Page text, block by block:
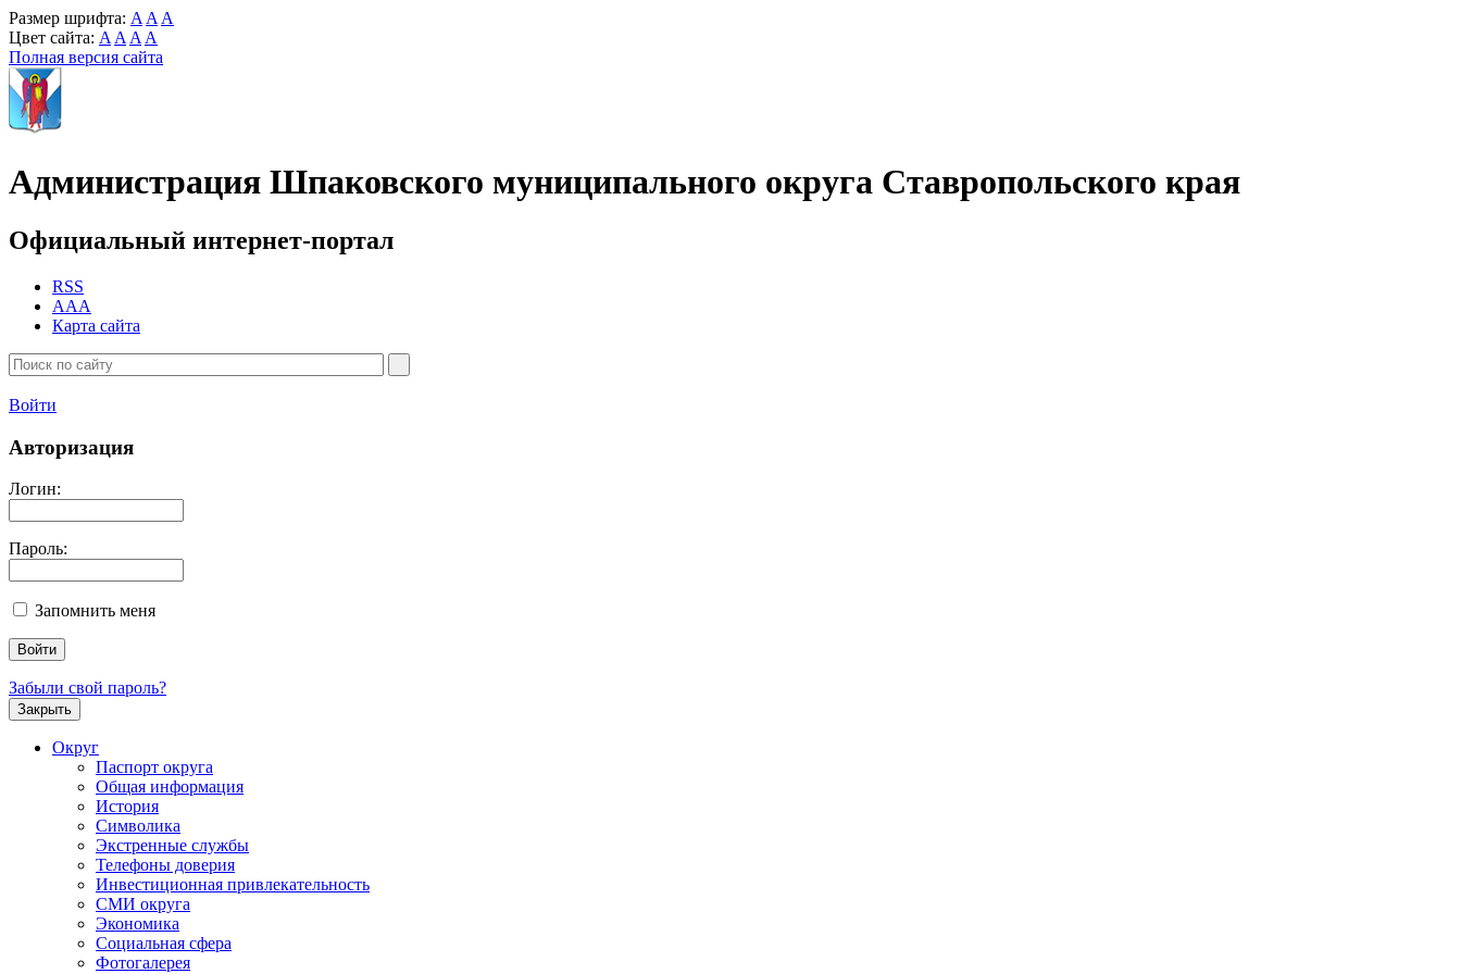
Размер шрифта: A A A
Цвет сайта: A A A A
Полная версия сайта
Администрация Шпаковского муниципального округа Ставропольского края
Официальный интернет-портал
RSS
AAA
Карта сайта
Войти
Авторизация
Логин:
Пароль:
Запомнить меня
Забыли свой пароль?
Закрыть
Округ
Паспорт округа
Общая информация
История
Символика
Экстренные службы
Телефоны доверия
Инвестиционная привлекательность
СМИ округа
Экономика
Социальная сфера
Фотогалерея